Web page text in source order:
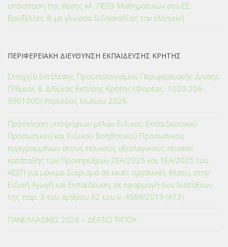
απόσπαση της θέσης κλ. ΠΕ03 Μαθηματικών στο ΕΣ
Βρυξέλλες ΙΙΙ, με γλώσσα διδασκαλίας την ελληνική
ΠΕΡΙΦΕΡΕΙΑΚΗ ΔΙΕΥΘΥΝΣΗ ΕΚΠΑΙΔΕΥΣΗΣ ΚΡΗΤΗΣ
Στοιχεία Εκτέλεσης Προϋπολογισμού Περιφερειακής Δ/νσης
Π/θμιας & Δ/θμιας Εκπ/σης Κρήτης (Φορέας: 1020-206-
9901000) περίοδος Ιουλίου 2026
Πρόσκληση υποψήφιων μελών Ειδικού Εκπαιδευτικού
Προσωπικού και Ειδικού Βοηθητικού Προσωπικού
εγγεγραμμένων στους τελικούς αξιολογικούς πίνακες
κατάταξης των Προκηρύξεων 2ΕΑ/2025 και 1ΕΑ/2025 του
ΑΣΕΠ για μόνιμο διορισμό σε κενές οργανικές θέσεις στην
Ειδική Αγωγή και Εκπαίδευση, σε εφαρμογή των διατάξεων
της παρ. 3 του άρθρου 62 του ν. 4589/2019 (Α΄13)
ΠΑΝΕΛΛΑΔΙΚΕΣ 2026 – ΔΕΛΤΙΟ ΤΥΠΟΥ